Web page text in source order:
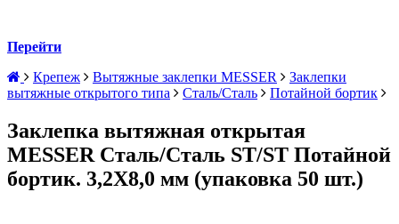
Перейти
Крепеж
Вытяжные заклепки MESSER
Заклепки
вытяжные открытого типа
Сталь/Сталь Потайной бортик
Заклепка вытяжная открытая
MESSER Сталь/Сталь ST/ST Потайной
бортик. 3,2X8,0 мм (упаковка 50 шт.)